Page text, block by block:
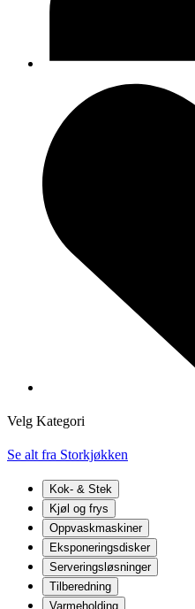
Velg Kategori
Se alt fra Storkjøkken
Kok- & Stek
Kjøl og frys
Oppvaskmaskiner
Eksponeringsdisker
Serveringsløsninger
Tilberedning
Varmeholding